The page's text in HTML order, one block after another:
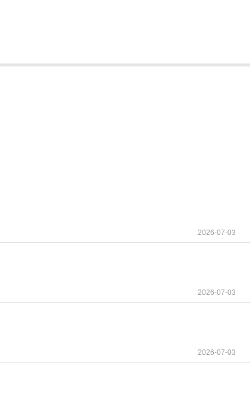
放疗治疗BRAF突变肿瘤，疗效有限且副作用
是临床首款适配多癌种的BRAF靶向药物，
是调控人体细胞生长、分化、凋亡的关键通
，可特异性结合突变型BRAF V600蛋白，阻
2026-07-03
2026-07-03
2026-07-03